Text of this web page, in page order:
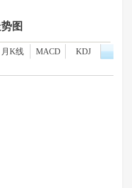
图
月K线 MACD
KDJ